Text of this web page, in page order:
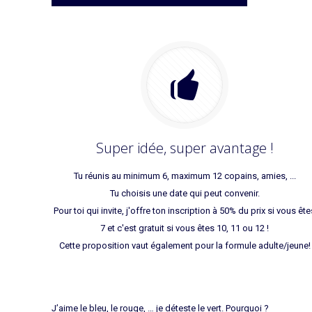
Super idée, super avantage !
Tu réunis au minimum 6, maximum 12 copains, amies, ...
Tu choisis une date qui peut convenir.
Pour toi qui invite, j'offre ton inscription à 50% du prix si vous
7 et c'est gratuit si vous êtes 10, 11 ou 12 !
Cette proposition vaut également pour la formule adulte/jeune!
J’aime le bleu, le rouge, … je déteste le vert. Pourquoi ?